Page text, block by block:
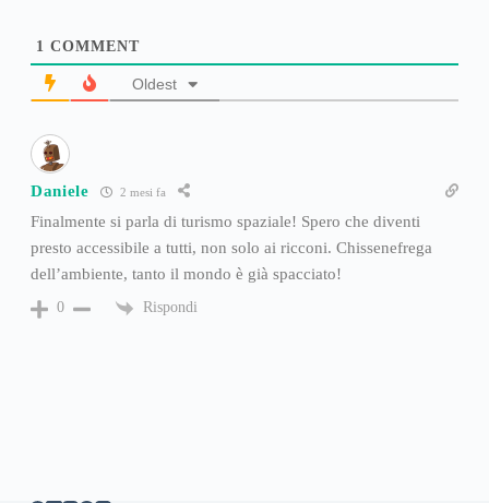
1 COMMENT
Oldest
Daniele 2 mesi fa
Finalmente si parla di turismo spaziale! Spero che diventi
presto accessibile a tutti, non solo ai ricconi. Chissenefrega
dell’ambiente, tanto il mondo è già spacciato!
0 Rispondi